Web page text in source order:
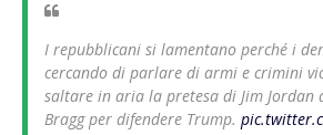
I repubblicani si lamentano perché i
cercando di parlare di armi e crimini
saltare in aria la pretesa di Jim Jordan
Bragg per difendere Trump.